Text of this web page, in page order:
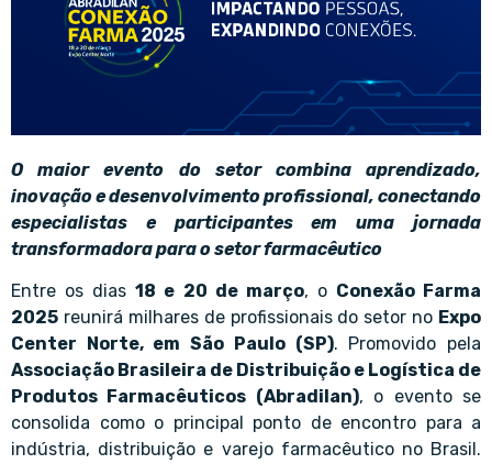
O maior evento do setor combina aprendizado,
inovação e desenvolvimento profissional, conectando
especialistas e participantes em uma jornada
transformadora para o setor farmacêutico
Entre os dias18 e 20 de março, o Conexão Farma
2025 reunirá milhares de profissionais do setor no Expo
Center Norte, em São Paulo (SP). Promovido pela
Associação Brasileira de Distribuição e Logística de
Produtos Farmacêuticos (Abradilan), o evento se
consolida como o principal ponto de encontro para a
indústria, distribuição e varejo farmacêutico no Brasil.